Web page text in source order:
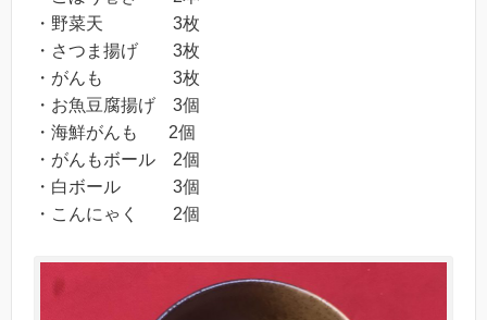
・野菜天 3枚
・さつま揚げ 3枚
・がんも 3枚
・お魚豆腐揚げ 3個
・海鮮がんも 2個
・がんもボール 2個
・白ボール 3個
・こんにゃく 2個